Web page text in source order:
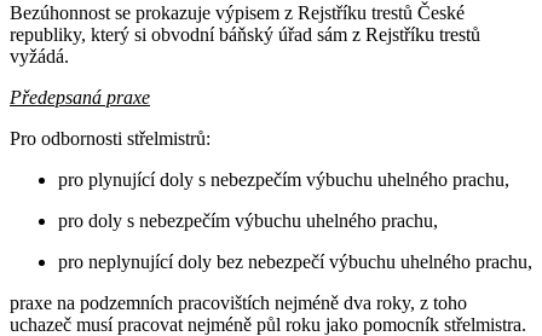
Bezúhonnost se prokazuje výpisem z Rejstříku trestů České
republiky, který si obvodní báňský úřad sám z Rejstříku trestů
vyžádá.
Předepsaná praxe
Pro odbornosti střelmistrů:
pro plynující doly s nebezpečím výbuchu uhelného prachu,
pro doly s nebezpečím výbuchu uhelného prachu,
pro neplynující doly bez nebezpečí výbuchu uhelného prachu,
praxe na podzemních pracovištích nejméně dva roky, z toho
uchazeč musí pracovat nejméně půl roku jako pomocník střelmistra.